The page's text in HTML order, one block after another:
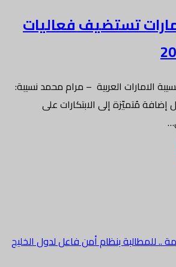
تستضيف فعاليات
الامارات العربية – مرام محمد نسيبة:
إضافة مُتميّزة إلى الابتكارات على
.. للمطالبة بنظام أمن فاعل لدول الخليج